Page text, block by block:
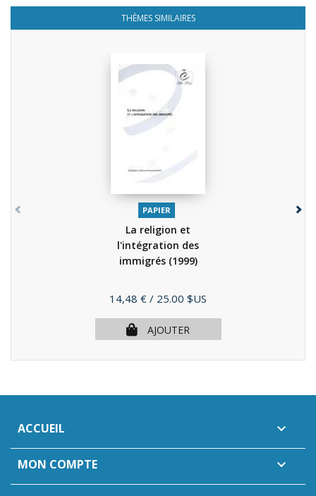
THÈMES SIMILAIRES
PAPIER
La religion et
l'intégration des
immigrés (1999)
Prix
14,48 € / 25.00 $US
AJOUTER
ACCUEIL 
MON COMPTE 